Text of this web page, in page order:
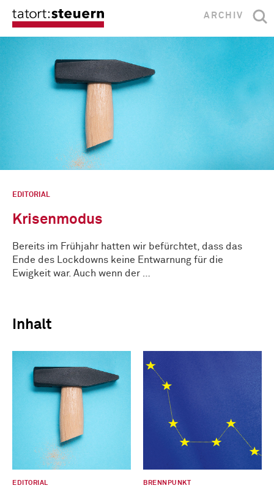
ARCHIV
EDITORIAL
Krisenmodus
Bereits im Frühjahr hatten wir befürchtet, dass das
Ende des Lockdowns keine Entwarnung für die
Ewigkeit war. Auch wenn der …
Inhalt
EDITORIAL BRENNPUNKT